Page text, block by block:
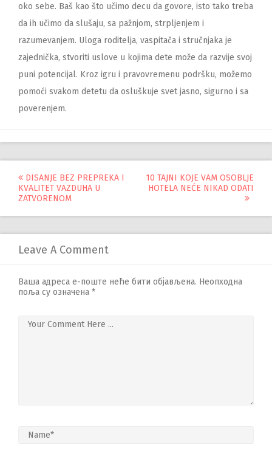
oko sebe. Baš kao što učimo decu da govore, isto tako treba
da ih učimo da slušaju, sa pažnjom, strpljenjem i
razumevanjem. Uloga roditelja, vaspitača i stručnjaka je
zajednička, stvoriti uslove u kojima dete može da razvije svoj
puni potencijal. Kroz igru i pravovremenu podršku, možemo
pomoći svakom detetu da osluškuje svet jasno, sigurno i sa
poverenjem.
Управљање
објавама
DISANJE BEZ PREPREKA I
KVALITET VAZDUHA U
ZATVORENOM
10 TAJNI KOJE VAM OSOBLJE
HOTELA NEĆE NIKAD ODATI
Leave A Comment
Ваша адреса е-поште неће бити објављена. Неопходна
поља су означена *